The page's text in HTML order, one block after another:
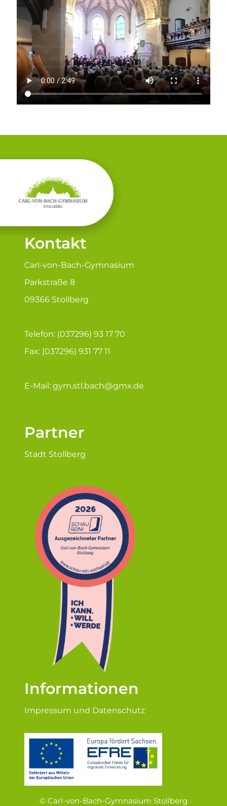
Kontakt
Carl-von-Bach-Gymnasium
Parkstraße 8
09366 Stollberg
Telefon: (037296) 93 17 70
Fax: (037296) 931 77 11
E-Mail: gym.stl.bach@gmx.de
Partner
Stadt Stollberg
Informationen
Impressum und Datenschutz
© Carl-von-Bach-Gymnasium Stollberg